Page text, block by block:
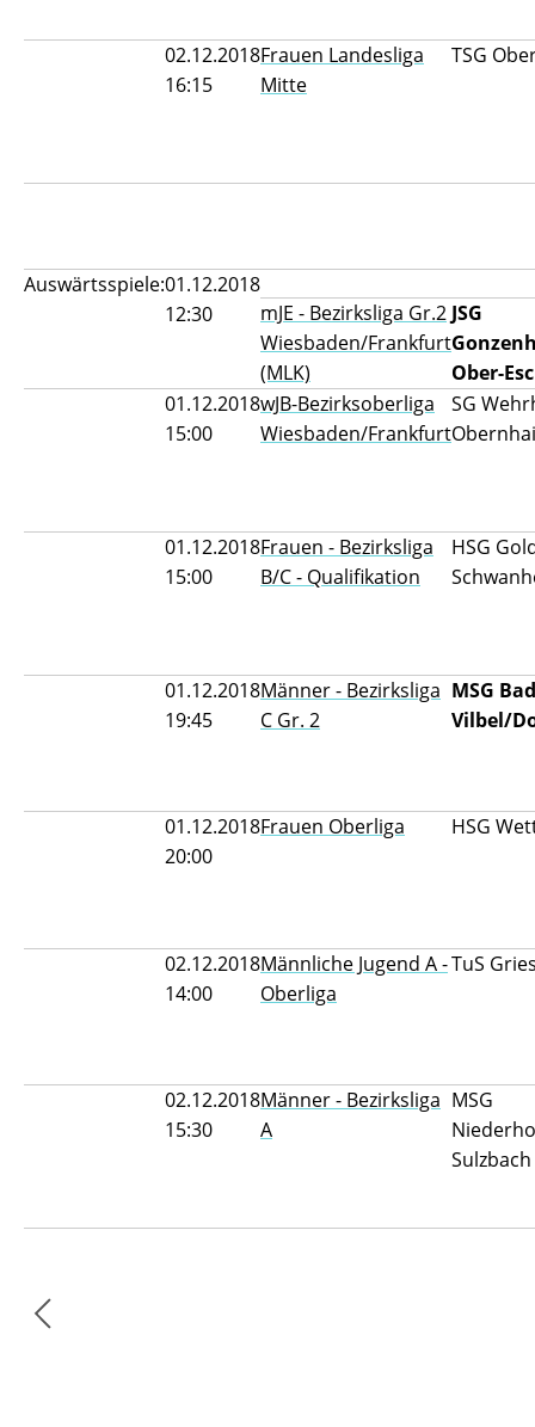
02.12.2018
16:15
Frauen Landesliga
Mitte
TSG
Auswärtsspiele:01.12.2018
12:30
mJE - Bezirksliga Gr.2
Wiesbaden/Frankfurt
(MLK)
JSG
Ober-
01.12.2018
15:00
wJB-Bezirksoberliga
Wiesbaden/Frankfurt
SG
01.12.2018
15:00
Frauen - Bezirksliga
B/C - Qualifikation
HSG
01.12.2018
19:45
Männer - Bezirksliga
C Gr. 2
MSG Bad
Vilbel/
01.12.2018
20:00
Frauen Oberliga HSG
02.12.2018
14:00
Männliche Jugend A -
Oberliga
TuS
02.12.2018
15:30
Männer - Bezirksliga
A
MSG
Sulzbach